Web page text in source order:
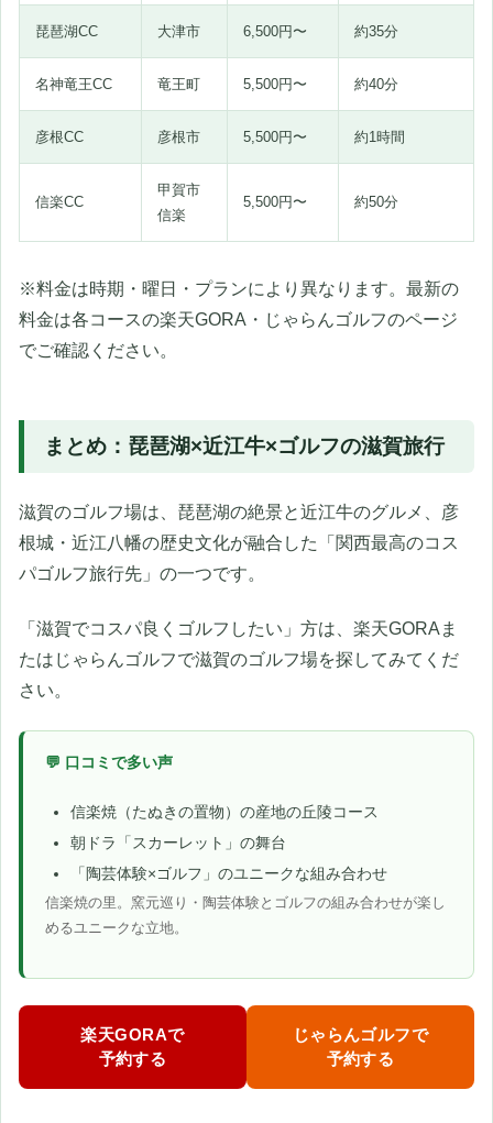
琵琶湖CC 大津市 6,500円〜 約35分
名神竜王CC 竜王町 5,500円〜 約40分
彦根CC 彦根市 5,500円〜 約1時間
信楽CC
甲賀市
信楽
5,500円〜 約50分
※料金は時期・曜日・プランにより異なります。最新の
料金は各コースの楽天GORA・じゃらんゴルフのページ
でご確認ください。
まとめ：琵琶湖×近江牛×ゴルフの滋賀旅行
滋賀のゴルフ場は、琵琶湖の絶景と近江牛のグルメ、彦
根城・近江八幡の歴史文化が融合した「関西最高のコス
パゴルフ旅行先」の一つです。
「滋賀でコスパ良くゴルフしたい」方は、楽天GORAま
たはじゃらんゴルフで滋賀のゴルフ場を探してみてくだ
さい。
💬 口コミで多い声
信楽焼（たぬきの置物）の産地の丘陵コース
朝ドラ「スカーレット」の舞台
「陶芸体験×ゴルフ」のユニークな組み合わせ
信楽焼の里。窯元巡り・陶芸体験とゴルフの組み合わせが楽し
めるユニークな立地。
楽天GORAで
予約する
じゃらんゴルフで
予約する